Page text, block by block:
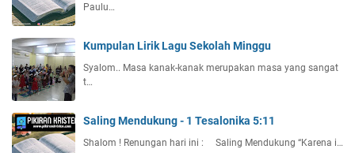
Paulu…
Kumpulan Lirik Lagu Sekolah Minggu
Syalom.. Masa kanak-kanak merupakan masa yang sangat
t…
Saling Mendukung - 1 Tesalonika 5:11
Shalom ! Renungan hari ini : Saling Mendukung “Karena i…